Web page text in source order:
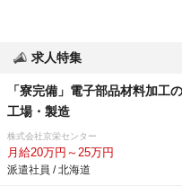
求人特集
「寮完備」電子部品材料加工
工場・製造
株式会社京栄センター
月給20万円～25万円
派遣社員 / 北海道